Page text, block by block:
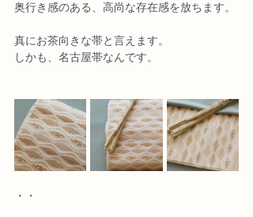
奥行き感のある、高尚な存在感を放ちます。
真にお茶向きな帯と言えます。
しかも、名古屋帯なんです。
・・